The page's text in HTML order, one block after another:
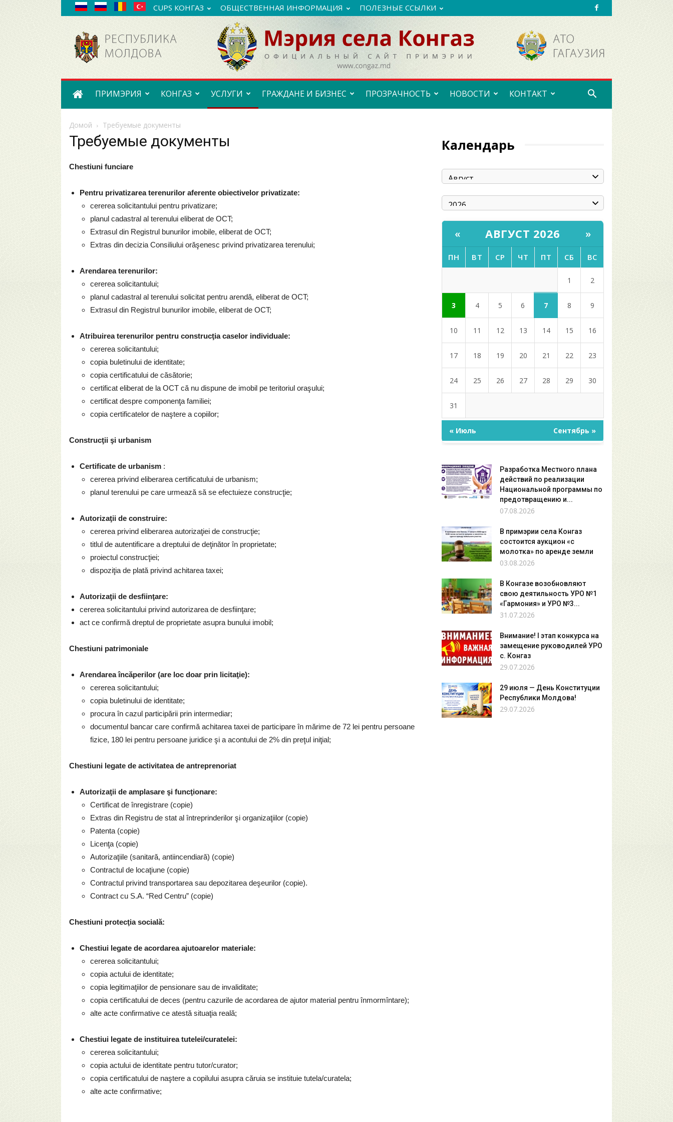
CUPS КОНГАЗ ОБЩЕСТВЕННАЯ ИНФОРМАЦИЯ ПОЛЕЗНЫЕ ССЫЛКИ
села
Конгаз
ПРИМЭРИЯ КОНГАЗ УСЛУГИ ГРАЖДАНЕ И БИЗНЕС ПРОЗРАЧНОСТЬ НОВОСТИ КОНТАКТ
Домой Требуемые документы
Требуемые документы
Chestiuni funciare
Pentru privatizarea terenurilor aferente obiectivelor privatizate:
cererea solicitantului pentru privatizare;
planul cadastral al terenului eliberat de OCT;
Extrasul din Registrul bunurilor imobile, eliberat de OCT;
Extras din decizia Consiliului orăşenesc privind privatizarea terenului;
Arendarea terenurilor:
cererea solicitantului;
planul cadastral al terenului solicitat pentru arendă, eliberat de OCT;
Extrasul din Registrul bunurilor imobile, eliberat de OCT;
Atribuirea terenurilor pentru construcţia caselor individuale:
cererea solicitantului;
copia buletinului de identitate;
copia certificatului de căsătorie;
certificat eliberat de la OCT că nu dispune de imobil pe teritoriul oraşului;
certificat despre componenţa familiei;
copia certificatelor de naştere a copiilor;
Construcţii şi urbanism
Certificate de urbanism :
cererea privind eliberarea certificatului de urbanism;
planul terenului pe care urmează să se efectuieze construcţie;
Autorizaţii de construire:
cererea privind eliberarea autorizaţiei de construcţie;
titlul de autentificare a dreptului de deţinător în proprietate;
proiectul construcţiei;
dispoziţia de plată privind achitarea taxei;
Autorizaţii de desfiinţare:
cererea solicitantului privind autorizarea de desfiinţare;
act ce confirmă dreptul de proprietate asupra bunului imobil;
Chestiuni patrimoniale
Arendarea încăperilor (are loc doar prin licitaţie):
cererea solicitantului;
copia buletinului de identitate;
procura în cazul participării prin intermediar;
documentul bancar care confirmă achitarea taxei de participare în mărime de 72 lei pentru persoane
fizice, 180 lei pentru persoane juridice şi a acontului de 2% din preţul iniţial;
Chestiuni legate de activitatea de antreprenoriat
Autorizaţii de amplasare şi funcţionare:
Certificat de înregistrare (copie)
Extras din Registru de stat al întreprinderilor şi organizaţiilor (copie)
Patenta (copie)
Licenţa (copie)
Autorizaţiile (sanitară, antiincendiară) (copie)
Contractul de locaţiune (copie)
Contractul privind transportarea sau depozitarea deşeurilor (copie).
Contract cu S.A. “Red Centru” (copie)
Chestiuni protecţia socială:
Chestiui legate de acordarea ajutoarelor materiale:
cererea solicitantului;
copia actului de identitate;
copia legitimaţiilor de pensionare sau de invaliditate;
copia certificatului de deces (pentru cazurile de acordarea de ajutor material pentru înmormîntare);
alte acte confirmative ce atestă situaţia reală;
Chestiui legate de instituirea tutelei/curatelei:
cererea solicitantului;
copia actului de identitate pentru tutor/curator;
copia certificatului de naştere a copilului asupra căruia se instituie tutela/curatela;
alte acte confirmative;
Календарь
« АВГУСТ 2026 »
ПН ВТ СР ЧТ ПТ СБ ВС
1 2
3 4 5 6 7 8 9
10 11 12 13 14 15 16
17 18 19 20 21 22 23
24 25 26 27 28 29 30
31
« Июль Сентябрь »
Разработка Местного плана
действий по реализации
Национальной программы по
предотвращению и...
07.08.2026
В примэрии села Конгаз
состоится аукцион «с
молотка» по аренде земли
03.08.2026
В Конгазе возобновляют
свою деятильность УРО №1
«Гармония» и УРО №3...
31.07.2026
Внимание! I этап конкурса на
замещение руководилей УРО
с. Конгаз
29.07.2026
29 июля — День Конституции
Республики Молдова!
29.07.2026